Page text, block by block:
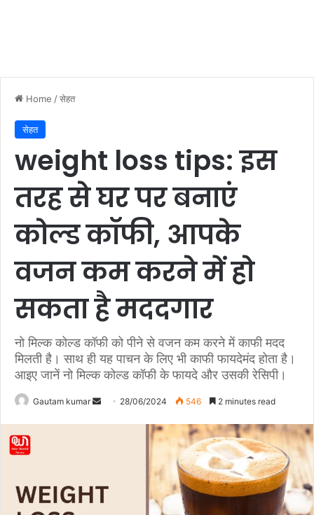
Home /सेहत
सेहत
weight loss tips: इस
तरह से घर पर बनाएं
कोल्ड कॉफी, आपके
वजन कम करने में हो
सकता है मददगार
नो मिल्क कोल्ड कॉफी को पीने से वजन कम करने में काफी मदद
मिलती है। साथ ही यह पाचन के लिए भी काफी फायदेमंद होता है।
आइए जानें नो मिल्क कोल्ड कॉफी के फायदे और उसकी रेसिपी।
Gautam kumar
n
e
28/06/2024 546 2 minutes read